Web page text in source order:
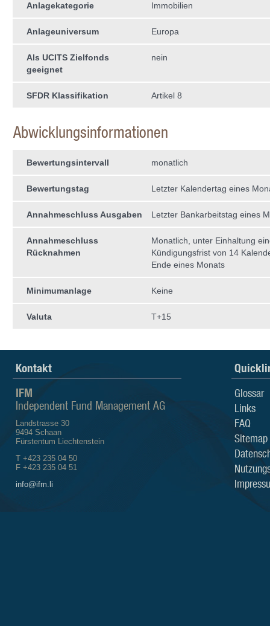
Anlagekategorie Immobilien
Anlageuniversum Europa
Als UCITS Zielfonds
geeignet
nein
SFDR Klassifikation Artikel 8
Abwicklungsinformationen
Bewertungsintervall monatlich
Bewertungstag Letzter Kalendertag eines
Annahmeschluss Ausgaben Letzter Bankarbeitstag eines
Annahmeschluss
Rücknahmen
Monatlich, unter Einhaltung
Kündigungsfrist von 14
Ende eines Monats
Minimumanlage Keine
Valuta T+15
Kontakt
IFM
Independent Fund Management AG
Landstrasse 30
9494 Schaan
Fürstentum Liechtenstein
T +423 235 04 50
F +423 235 04 51
info@ifm.li
Glossar
Links
FAQ
Sitemap